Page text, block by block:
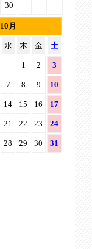
30
10月
水 木 金 土
1 2 3
7 8 9 10
14 15 16 17
21 22 23 24
28 29 30 31